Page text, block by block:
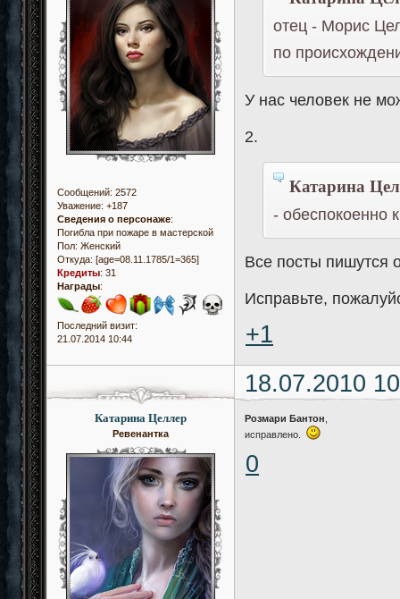
Сообщений: 2572
Уважение: +187
Сведения о персонаже:
Погибла при пожаре в мастерской
Пол: Женский
Откуда: [age=08.11.1785/1=365]
Кредиты: 31
Награды:
Последний визит:
21.07.2014 10:44
отец - Морис
по
У нас человек не
2.
Катарина
- обеспокоенно
Все посты пишутся
Исправьте,
+1
18.07.2010
Катарина Целлер
Ревенантка
Розмари Бантон
исправлено.
0